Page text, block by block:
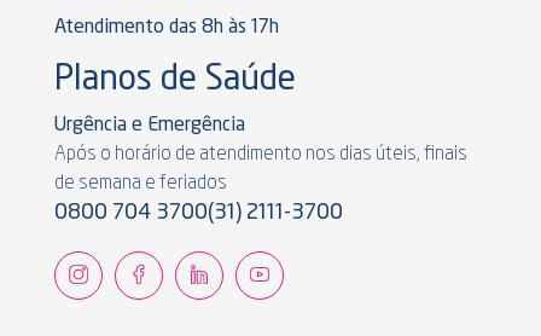
Atendimento das 8h às 17h
Planos de Saúde
Urgência e Emergência
Após o horário de atendimento nos dias úteis, finais
de semana e feriados
0800 704 3700(31) 2111-3700